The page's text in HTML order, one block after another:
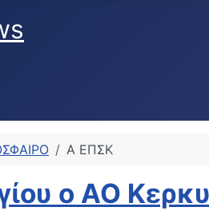
Α ΕΠΣΚ
ο ΑΟ